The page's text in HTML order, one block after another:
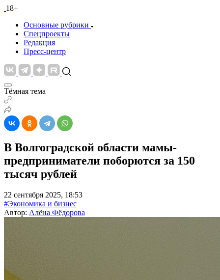
18+
Основные рубрики
Спецпроекты
Редакция
Пресс-центр
Тёмная тема
В Волгоградской области мамы-
предприниматели поборются за 150
тысяч рублей
22 сентября 2025, 18:53
#Экономика и бизнес
Автор: Алёна Фёдорова